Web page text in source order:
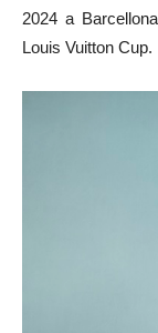
2024 a
Louis Vuitton Cup.